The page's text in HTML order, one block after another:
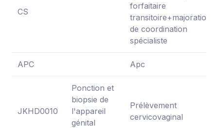
CS
forfaitaire
transitoire+majoration
de coordination
spécialiste
APC Apc
JKHD0010
Ponction et
biopsie de
l'appareil
génital
Prélèvement
cervicovaginal